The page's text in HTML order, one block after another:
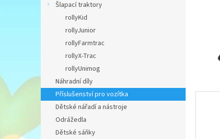
Šlapací traktory
rollyKid
rollyJunior
rollyFarmtrac
rollyX-Trac
rollyUnimog
Náhradní díly
Příslušenství pro vozítka
Dětské nářadí a nástroje
Odrážedla
Dětské sáňky